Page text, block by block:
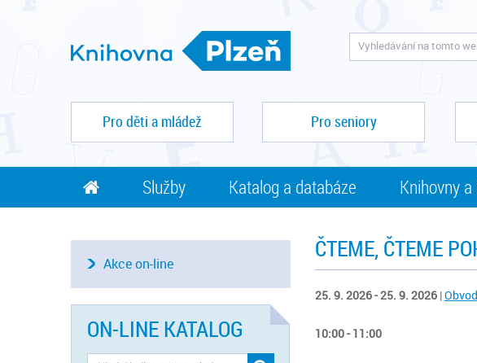
Pro děti a mládež Pro seniory
Služby Katalog a databáze Knihovny
ČTEME, ČTEME
25. 9. 2026 - 25. 9. 2026 |
10:00 - 11:00
Akce on-line
ON-LINE KATALOG